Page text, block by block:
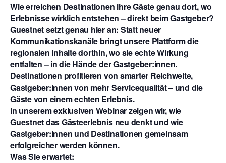
Wie erreichen Destinationen ihre Gäste genau dort, wo
Erlebnisse wirklich entstehen – direkt beim Gastgeber?
Guestnet setzt genau hier an: Statt neuer
Kommunikationskanäle bringt unsere Plattform die
regionalen Inhalte dorthin, wo sie echte Wirkung
entfalten – in die Hände der Gastgeber:innen.
Destinationen profitieren von smarter Reichweite,
Gastgeber:innen von mehr Servicequalität – und die
Gäste von einem echten Erlebnis.
In unserem exklusiven Webinar zeigen wir, wie
Guestnet das Gästeerlebnis neu denkt und wie
Gastgeber:innen und Destinationen gemeinsam
erfolgreicher werden können.
Was Sie erwartet: